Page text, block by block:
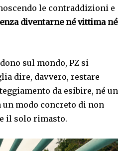
le contraddizioni e
diventarne né vittima né
sul mondo, PZ si
dire, davvero, restare
da esibire, né un
modo concreto di non
il solo rimasto.